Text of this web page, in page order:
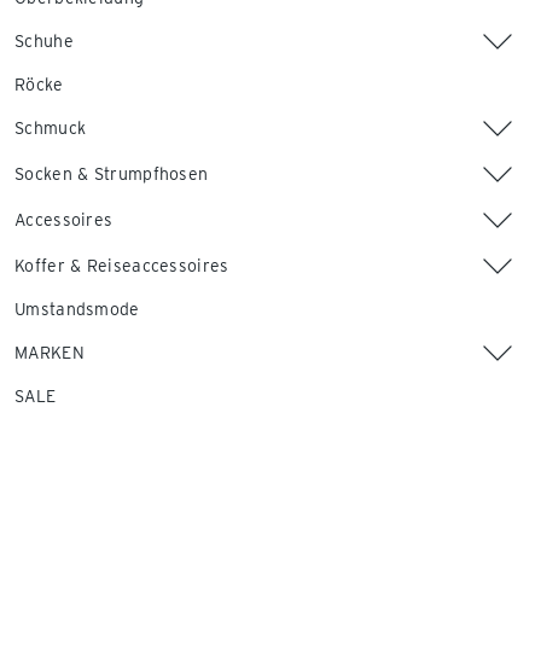
Schuhe
Röcke
Schmuck
Socken & Strumpfhosen
Accessoires
Koffer & Reiseaccessoires
Umstandsmode
MARKEN
SALE